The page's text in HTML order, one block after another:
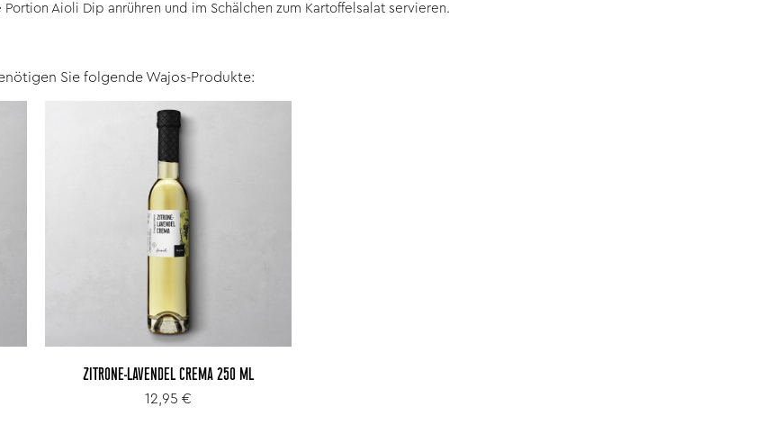
Portion Aioli Dip anrühren und im Schälchen zum Kartoffelsalat servieren.
Sie folgende Wajos-Produkte:
ZITRONE-LAVENDEL CREMA 250 ML
12,95 €